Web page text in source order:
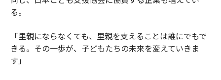
る。
「里親にならなくても、里親を支えることは誰にでもで
きる。その一歩が、子どもたちの未来を変えていきま
す」